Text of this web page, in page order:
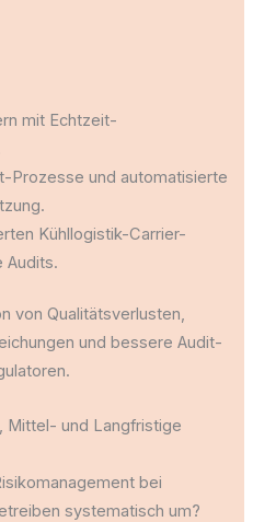
mit Echtzeit-
Prozesse und automatisierte
Kühllogistik-Carrier-
Audits.
von Qualitätsverlusten,
und bessere Audit-
Mittel- und Langfristige
bei
systematisch um?